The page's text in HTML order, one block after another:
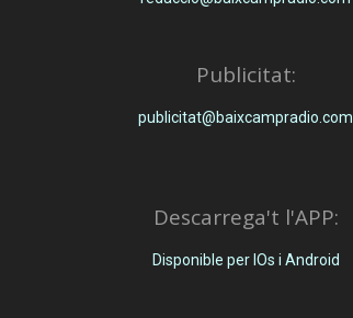
Publicitat:
publicitat@baixcampradio.com
Descarrega't l'APP:
Disponible per IOs i Android